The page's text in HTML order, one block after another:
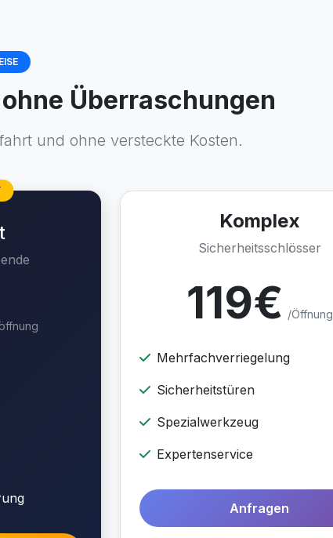
Überraschungen
und ohne versteckte Kosten.
Komplex
Sicherheitsschlösser
119€ /Öffnung
Mehrfachverriegelung
Sicherheitstüren
Spezialwerkzeug
Expertenservice
Anfragen